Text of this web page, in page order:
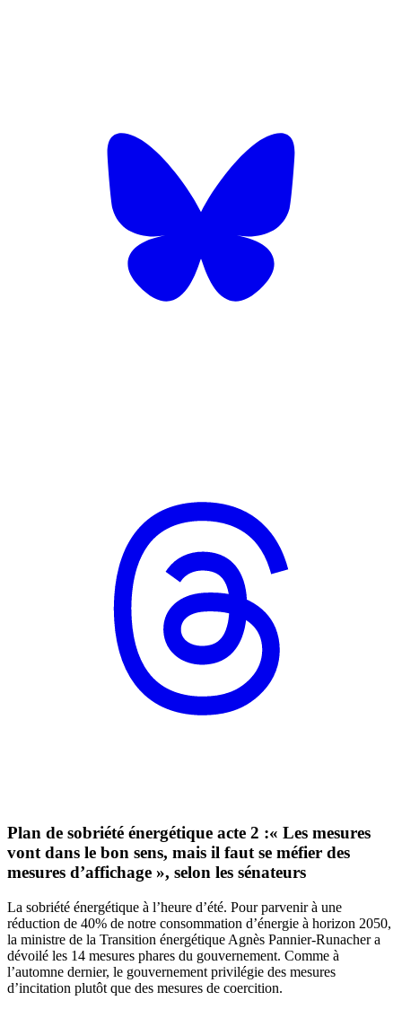
Plan de sobriété énergétique acte 2 :« Les mesures
vont dans le bon sens, mais il faut se méfier des
mesures d’affichage », selon les sénateurs
La sobriété énergétique à l’heure d’été. Pour parvenir à une
réduction de 40% de notre consommation d’énergie à horizon 2050,
la ministre de la Transition énergétique Agnès Pannier-Runacher a
dévoilé les 14 mesures phares du gouvernement. Comme à
l’automne dernier, le gouvernement privilégie des mesures
d’incitation plutôt que des mesures de coercition.